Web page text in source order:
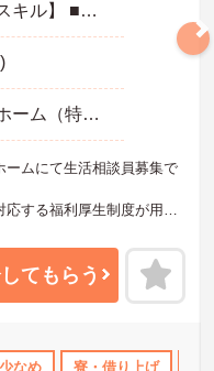
社会保険完備
【必要資格・スキル】 ■社会福祉士、社会福祉主事いずれか必須 ■普通自動車運転免許（AT限定可）あれば尚可
特別養護老人ホーム（特養）
ムにて生活相談員募集で
する福利厚生制度が用意
ど、さらに詳細をお話い
てもらう
なめ 寮・借り上げ